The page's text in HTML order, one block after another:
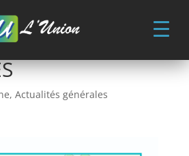
ROUTE DE
, Actualités générales